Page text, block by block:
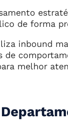
de forma
inbound
de
melhor